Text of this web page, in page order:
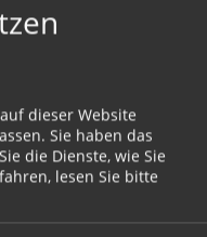
(KABÖ)
dieser Website
Sie haben das
die Dienste, wie Sie
lesen Sie bitte